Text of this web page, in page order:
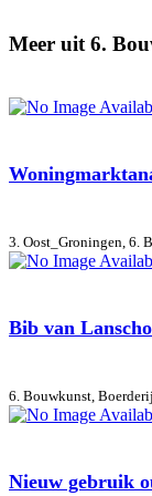
Meer uit 6.
3. Oost_Groningen, 6.
Bib van
6. Bouwkunst,
Nieuw gebruik